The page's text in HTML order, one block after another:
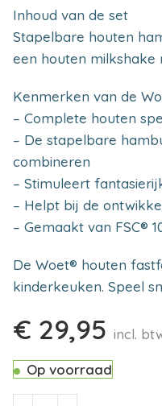
Inhoud van de set
Stapelbare houten
een houten milkshake
Kenmerken van de
– Complete houten
– De stapelbare
combineren
– Stimuleert
– Helpt bij de
– Gemaakt van FSC®
De Woet® houten
kinderkeuken. Speel
€ 29,95 incl.
Op voorraad